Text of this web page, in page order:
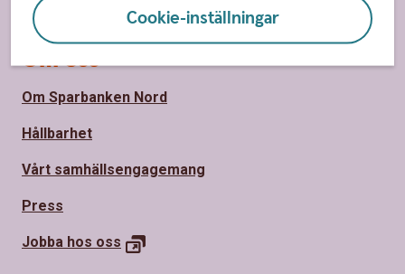
Cookie-inställningar
Om oss
Om Sparbanken Nord
Hållbarhet
Vårt samhällsengagemang
Press
Jobba hos oss